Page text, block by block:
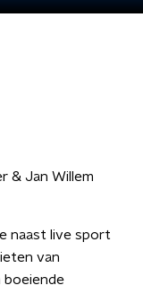
& Jan Willem
naast live sport
van
boeiende